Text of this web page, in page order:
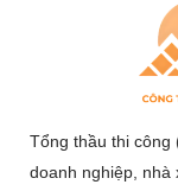
Tổng thầu thi công
doanh nghiệp, nhà